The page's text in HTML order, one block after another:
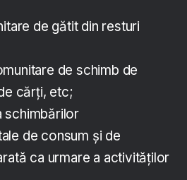
de gătit din resturi
de schimb de
cărți, etc;
schimbărilor
de consum și de
ca urmare a activităților